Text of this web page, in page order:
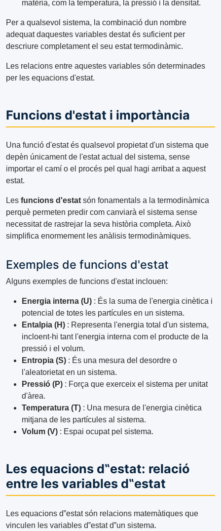
matèria, com la temperatura, la pressió i la densitat.
Per a qualsevol sistema, la combinació dun nombre
adequat daquestes variables destat és suficient per
descriure completament el seu estat termodinàmic.
Les relacions entre aquestes variables són determinades
per les equacions d'estat.
Funcions d'estat i importància
Una funció d'estat és qualsevol propietat d'un sistema que
depèn únicament de l'estat actual del sistema, sense
importar el camí o el procés pel qual hagi arribat a aquest
estat.
Les funcions d'estat són fonamentals a la termodinàmica
perquè permeten predir com canviarà el sistema sense
necessitat de rastrejar la seva història completa. Això
simplifica enormement les anàlisis termodinàmiques.
Exemples de funcions d'estat
Alguns exemples de funcions d'estat inclouen:
Energia interna (U) : És la suma de l'energia cinètica i
potencial de totes les partícules en un sistema.
Entalpia (H) : Representa l'energia total d'un sistema,
incloent-hi tant l'energia interna com el producte de la
pressió i el volum.
Entropia (S) : És una mesura del desordre o
l'aleatorietat en un sistema.
Pressió (P) : Força que exerceix el sistema per unitat
d'àrea.
Temperatura (T) : Una mesura de l'energia cinètica
mitjana de les partícules al sistema.
Volum (V) : Espai ocupat pel sistema.
Les equacions d‟estat: relació
entre les variables d‟estat
Les equacions d‟estat són relacions matemàtiques que
vinculen les variables d‟estat d‟un sistema.